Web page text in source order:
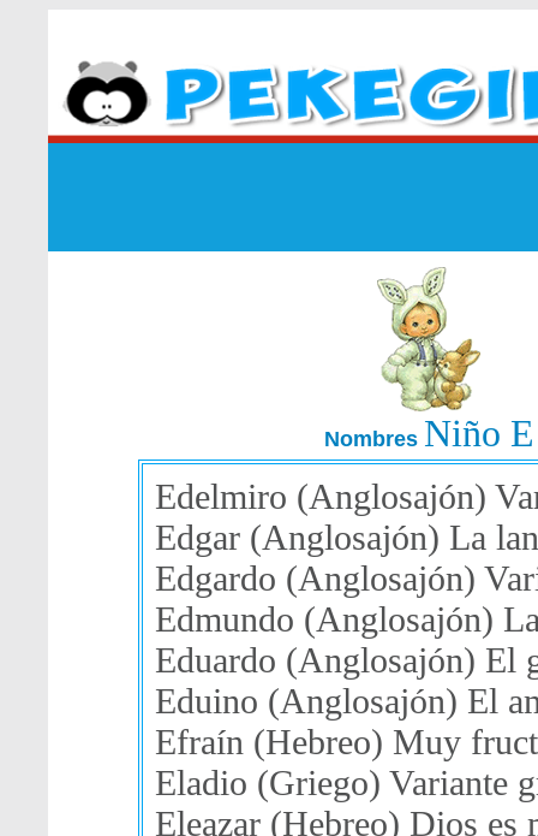
Nombres Niño E
Edelmiro (Anglosajón)
Edgar (Anglosajón) La
Edgardo (Anglosajón)
Edmundo (Anglosajón)
Eduardo (Anglosajón) El
Eduino (Anglosajón) El
Efraín (Hebreo) Muy
Eladio (Griego) Variante
Eleazar (Hebreo) Dios es